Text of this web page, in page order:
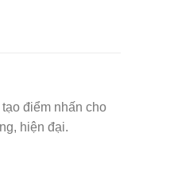
điểm nhấn cho
hiện đại.